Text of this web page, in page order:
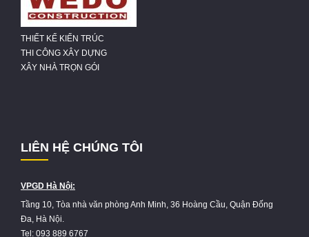
THIẾT KẾ KIẾN TRÚC
THI CÔNG XÂY DỰNG
XÂY NHÀ TRỌN GÓI
LIÊN HỆ CHÚNG TÔI
VPGD Hà Nội:
Tầng 10, Tòa nhà văn phòng Anh Minh, 36 Hoàng Cầu, Quận Đống
Đa, Hà Nội.
Tel: 093 889 6767